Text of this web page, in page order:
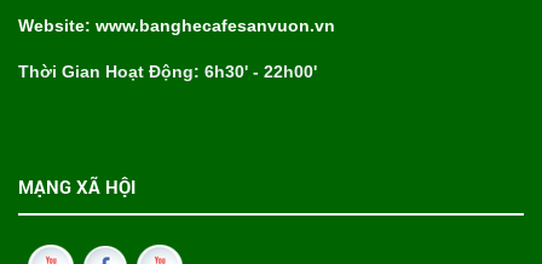
Website: www.banghecafesanvuon.vn
Thời Gian Hoạt Động: 6h30' - 22h00'
MẠNG XÃ HỘI